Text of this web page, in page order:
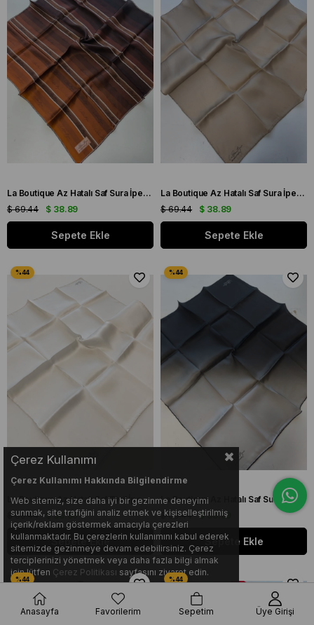
La Boutique Az Hatalı Saf Sura İpek Eşarp Kahve - Kiremit Yazı Desen
$ 38.89
$ 69.44
Sepete Ekle
La Boutique Az Hatalı Saf Sura İpek Eşarp Vizon Düz Renk
$ 38.89
$ 69.44
Sepete Ekle
La Boutique Az Hatalı Saf Tivil İpek Eşarp Ekru Düz Renk
$ 38.89
$ 69.44
Sepete Ekle
La Boutique Az Hatalı Saf Sura İpek Eşarp Siyah - Gümüş Degrade Desen
$ 38.89
$ 69.44
Sepete Ekle
Çerez Kullanımı
Çerez Kullanımı Hakkında Bilgilendirme
Web sitemiz, size daha iyi bir gezinme deneyimi
sunmak, site trafiğini analiz etmek ve kişiselleştirilmiş
içerik/reklam göstermek amacıyla çerezleri
kullanmaktadır. Bu çerezlerin kullanımını kabul ederek
sitemizde gezinmeye devam edebilirsiniz. Çerez
terciplerinizi yönetmek veya daha fazla bilgi almak
için lütfen Çerez Politikası sayfasını ziyaret edin.
Anasayfa Favorilerim Sepetim Üye Girişi